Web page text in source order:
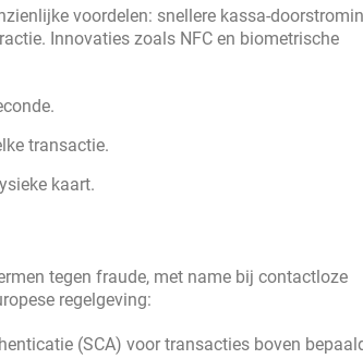
voordelen: snellere kassa-
Innovaties zoals NFC en biometrische
transactie.
kaart.
tegen fraude, met name bij contactloze
regelgeving:
(SCA) voor transacties boven